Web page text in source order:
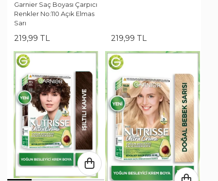
Garnier Saç Boyası Çarpıcı
Renkler No:110 Açık Elmas
Sarı
219,99 TL 219,99 TL